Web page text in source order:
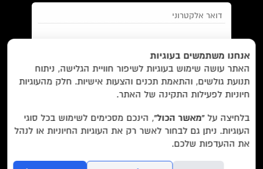
מאשר/ת אתתנאי השימוש והצטרפות למאגר הלקוחות וקבלת
הודעות מאתר זה בלבד (לא ספאם)
בשליחת הטופס אתם מאשרים אתמדיניות הפרטיותשל האתר.
EN/
Foreign Rights /
מבצעים /
ביקורות/ על לוקוס/ הסדרות/
הסופרים/
צרו קשר/
עוד באתר:
לוקוס הוצאה לאור Locus Publishing House
אנחנו משתמשים בעוגיות
האתר עושה שימוש בעוגיות לשיפור חוויית הגלישה, ניתוח
תנועת גולשים, והתאמת תכנים והצעות אישיות. חלק מהעוגיות
חיוניות לפעילות התקינה של האתר.
בלחיצה על“מאשר הכול”, הינכם מסכימים לשימוש בכל סוגי
העוגיות. ניתן גם לבחור לאשר רק את העוגיות החיוניות או לנהל
את ההעדפות שלכם.